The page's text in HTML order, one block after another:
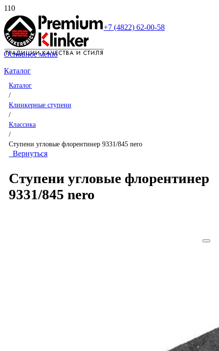
+7 (4822) 62-00-58
Основное меню
Каталог
Каталог
/
Клинкерные ступени
/
Классика
/
Ступени угловые флорентинер 9331/845 nero
Вернуться
Ступени угловые флорентинер
9331/845 nero